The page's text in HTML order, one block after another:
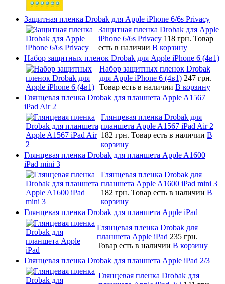
Защитная пленка Drobak для Apple iPhone 6/6s Privacy
Защитная пленка Drobak для Apple
iPhone 6/6s Privacy 118 грн. Товар
есть в наличии В корзину
Набор защитных пленок Drobak для Apple iPhone 6 (4в1)
Набор защитных пленок Drobak
для Apple iPhone 6 (4в1) 247 грн.
Товар есть в наличии В корзину
Глянцевая пленка Drobak для планшета Apple A1567
iPad Air 2
Глянцевая пленка Drobak для
планшета Apple A1567 iPad Air 2
182 грн. Товар есть в наличии В
корзину
Глянцевая пленка Drobak для планшета Apple A1600
iPad mini 3
Глянцевая пленка Drobak для
планшета Apple A1600 iPad mini 3
182 грн. Товар есть в наличии В
корзину
Глянцевая пленка Drobak для планшета Apple iPad
Глянцевая пленка Drobak для
планшета Apple iPad 235 грн.
Товар есть в наличии В корзину
Глянцевая пленка Drobak для планшета Apple iPad 2/3
Глянцевая пленка Drobak для